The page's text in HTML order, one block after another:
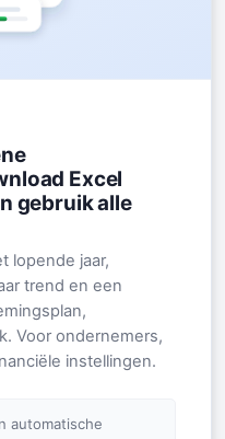
Excel
gebruik alle
lopende jaar,
trend en een
Voor ondernemers,
instellingen.
automatische